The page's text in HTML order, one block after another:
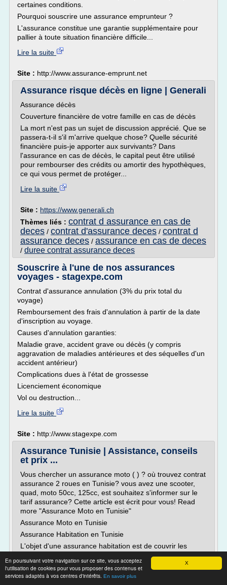
X
En poursuivant votre navigation sur ce site, vous acceptez
l'utilisation de cookies pour vous proposer des contenus et
services adaptés à vos centres d'intérêts. En savoir plus
certaines conditions.
Pourquoi souscrire une assurance emprunteur ?
L'assurance constitue une garantie supplémentaire pour
pallier à toute situation financière difficile...
Lire la suite
Site : http://www.assurance-emprunt.net
Assurance risque décès en ligne | Generali
Assurance décès
Couverture financière de votre famille en cas de décès
La mort n'est pas un sujet de discussion apprécié. Que se
passera-t-il s'il m'arrive quelque chose? Quelle sécurité
financière puis-je apporter aux survivants? Dans
l'assurance en cas de décès, le capital peut être utilisé
pour rembourser des crédits ou amortir des hypothèques,
ce qui vous permet de protéger...
Lire la suite
Site : https://www.generali.ch
Thèmes liés : contrat d assurance en cas de
deces / contrat d'assurance deces / contrat d
assurance deces / assurance en cas de deces
/ duree contrat assurance deces
Souscrire à l'une de nos assurances
voyages - stagexpe.com
Contrat d'assurance annulation (3% du prix total du
voyage)
Remboursement des frais d'annulation à partir de la date
d'inscription au voyage.
Causes d'annulation garanties:
Maladie grave, accident grave ou décès (y compris
aggravation de maladies antérieures et des séquelles d'un
accident antérieur)
Complications dues à l'état de grossesse
Licenciement économique
Vol ou destruction...
Lire la suite
Site : http://www.stagexpe.com
Assurance Tunisie | Assistance, conseils
et prix ...
Vous chercher un assurance moto ( ) ? où trouvez contrat
assurance 2 roues en Tunisie? vous avez une scooter,
quad, moto 50cc, 125cc, est souhaitez s'informer sur le
tarif assurance? Cette article est écrit pour vous! Read
more "Assurance Moto en Tunisie"
Assurance Moto en Tunisie
Assurance Habitation en Tunisie
L'objet d'une assurance habitation est de couvrir les
Lire la suite